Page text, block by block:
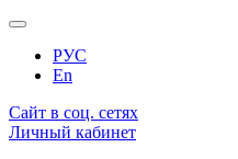
РУС
En
Сайт в соц. сетях
Личный кабинет